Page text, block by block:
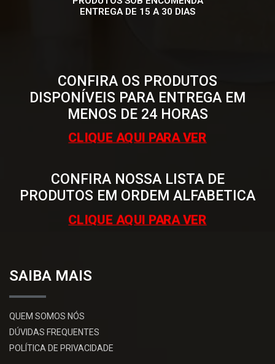
ENTREGA DE 15 A 30 DIAS
CONFIRA OS PRODUTOS
DISPONÍVEIS PARA ENTREGA EM
MENOS DE 24 HORAS
CLIQUE AQUI PARA VER
CONFIRA NOSSA LISTA DE
PRODUTOS EM ORDEM ALFABETICA
CLIQUE AQUI PARA VER
SAIBA MAIS
QUEM SOMOS NÓS
DÚVIDAS FREQUENTES
POLÍTICA DE PRIVACIDADE